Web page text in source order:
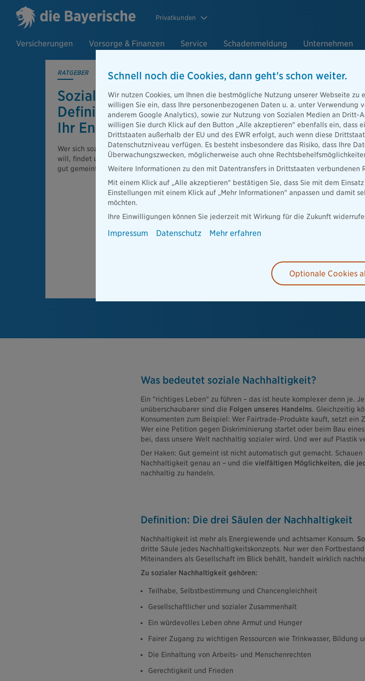
Privatkunden
Versicherungen Vorsorge & Finanzen Service Schadenmeldung Unternehmen
RATGEBER
Soziale Nachhaltigkeit:
Definition & konkrete Tipps für
Ihr Engagement
Wer sich sozial engagieren oder soziale Projekte unterstützen
will, findet unendliche Möglichkeiten. Hier erfahren Sie, wie aus
gut gemeint auch gut gemacht wird!
Was bedeutet soziale Nachhaltigkeit?
Ein "richtiges Leben" zu führen – das ist heute komplexer denn je.
unüberschaubarer sind die Folgen unseres Handelns. Gleichzeitig
Konsumenten zum Beispiel: Wer Fairtrade-Produkte kauft, setzt
Wer eine Petition gegen Diskriminierung startet oder beim Bau
bei, dass unsere Welt nachhaltig sozialer wird. Und wer auf Plastik
Der Haken: Gut gemeint ist nicht automatisch gut gemacht.
Nachhaltigkeit genau an – und die vielfältigen Möglichkeiten, die
nachhaltig zu handeln.
Definition: Die drei Säulen der Nachhaltigkeit
Nachhaltigkeit ist mehr als Energiewende und achtsamer Konsum.
dritte Säule jedes Nachhaltigkeitskonzepts. Nur wer den
Miteinanders als Gesellschaft im Blick behält, handelt wirklich
Zu sozialer Nachhaltigkeit gehören:
Teilhabe, Selbstbestimmung und Chancengleichheit
Gesellschaftlicher und sozialer Zusammenhalt
Ein würdevolles Leben ohne Armut und Hunger
Fairer Zugang zu wichtigen Ressourcen wie Trinkwasser, Bildung
Die Einhaltung von Arbeits- und Menschenrechten
Gerechtigkeit und Frieden
Schnell noch die Cookies, dann geht's schon weiter.
Wir nutzen Cookies, um Ihnen die bestmögliche Nutzung unserer Webseite
willigen Sie ein, dass Ihre personenbezogenen Daten u. a. unter Verwendung
anderem Google Analytics), sowie zur Nutzung von Sozialen Medien an
willigen Sie durch Klick auf den Button „Alle akzeptieren" ebenfalls ein, dass
Drittstaaten außerhalb der EU und des EWR erfolgt, auch wenn diese
Datenschutzniveau verfügen. Es besteht insbesondere das Risiko, dass Ihre
Überwachungszwecken, möglicherweise auch ohne
Weitere Informationen zu den mit Datentransfers in Drittstaaten verbundenen
Mit einem Klick auf „Alle akzeptieren" bestätigen Sie, dass Sie mit dem
Einstellungen mit einem Klick auf „Mehr Informationen" anpassen und damit
möchten.
Ihre Einwilligungen können Sie jederzeit mit Wirkung für die Zukunft
Impressum Datenschutz Mehr erfahren
Optionale Cookies